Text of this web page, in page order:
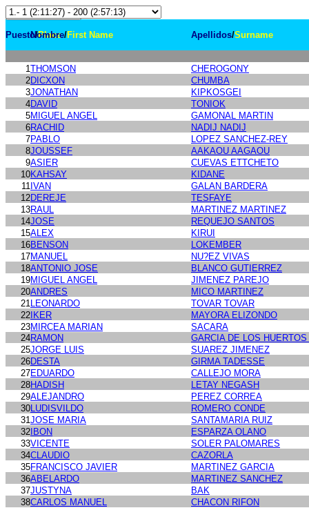
Madrid maraton
Puesto/Place
Nombre/First Name Apellidos/Surname
1THOMSON
CHEROGONY
2DICXON
CHUMBA
3JONATHAN
KIPKOSGEI
4DAVID
TONIOK
5MIGUEL ANGEL
GAMONAL MARTIN
6RACHID
NADIJ NADIJ
7PABLO
LOPEZ SANCHEZ-REY
8JOUSSEF
AAKAOU AAGAOU
9ASIER
CUEVAS ETTCHETO
10KAHSAY
KIDANE
11 IVAN
GALAN BARDERA
12DEREJE
TESFAYE
13RAUL
MARTINEZ MARTINEZ
14JOSE
REQUEJO SANTOS
15ALEX
KIRUI
16BENSON
LOKEMBER
17MANUEL
NU?EZ VIVAS
18ANTONIO JOSE
BLANCO GUTIERREZ
19MIGUEL ANGEL
JIMENEZ PAREJO
20ANDRES
MICO MARTINEZ
21LEONARDO
TOVAR TOVAR
22 IKER
MAYORA ELIZONDO
23MIRCEA MARIAN
SACARA
24RAMON
GARCIA DE LOS
25JORGE LUIS
SUAREZ JIMENEZ
26DESTA
GIRMA TADESSE
27EDUARDO
CALLEJO MORA
28HADISH
LETAY NEGASH
29ALEJANDRO
PEREZ CORREA
30LUDISVILDO
ROMERO CONDE
31JOSE MARIA
SANTAMARIA RUIZ
32 IBON
ESPARZA OLANO
33VICENTE
SOLER PALOMARES
34CLAUDIO
CAZORLA
35FRANCISCO JAVIER
MARTINEZ GARCIA
36ABELARDO
MARTINEZ SANCHEZ
37JUSTYNA
BAK
38CARLOS MANUEL
CHACON RIFON